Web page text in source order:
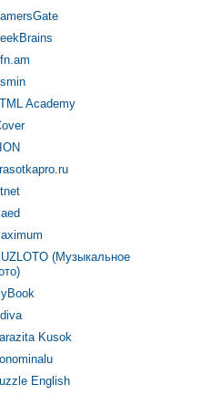
Academy
(Музыкальное
Kusok
English